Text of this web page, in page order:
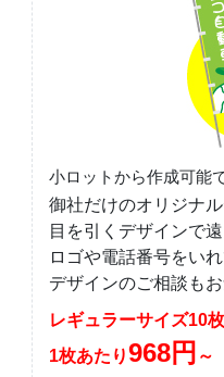
小ロットから作成可能
御社だけのオリジナ
目を引くデザインで
ロゴや電話番号をい
デザインのご相談も
レギュラーサイズ10
1枚あたり968円 ～